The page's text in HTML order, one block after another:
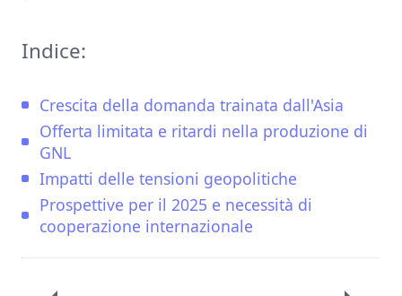
Indice:
Crescita della domanda trainata dall'Asia
Offerta limitata e ritardi nella produzione di
GNL
Impatti delle tensioni geopolitiche
Prospettive per il 2025 e necessità di
cooperazione internazionale